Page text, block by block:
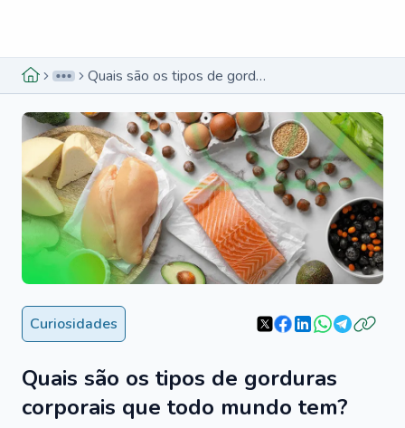
Quais são os tipos de gorduras corporais que todo mundo tem?
Curiosidades
Quais são os tipos de gorduras
corporais que todo mundo tem?